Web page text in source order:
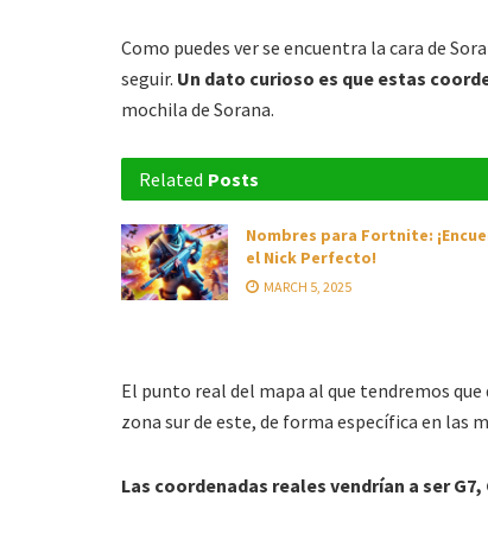
Como puedes ver se encuentra la cara de
seguir. Un dato curioso es que estas
mochila de Sorana.
Related Posts
Nombres para Fortnite:
el Nick Perfecto!
MARCH 5, 2025
El punto real del mapa al que tendremos
zona sur de este, de forma específica en las
Las coordenadas reales vendrían a ser G7,